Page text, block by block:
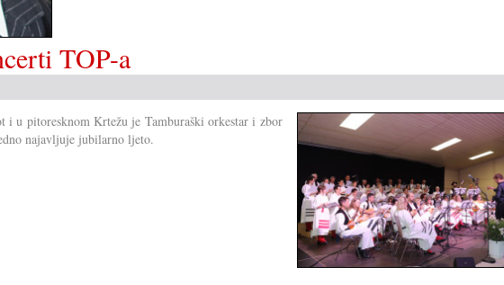
TOP-a
i u pitoresknom Krtežu je Tamburaški orkestar i zbor
najavljuje jubilarno ljeto.